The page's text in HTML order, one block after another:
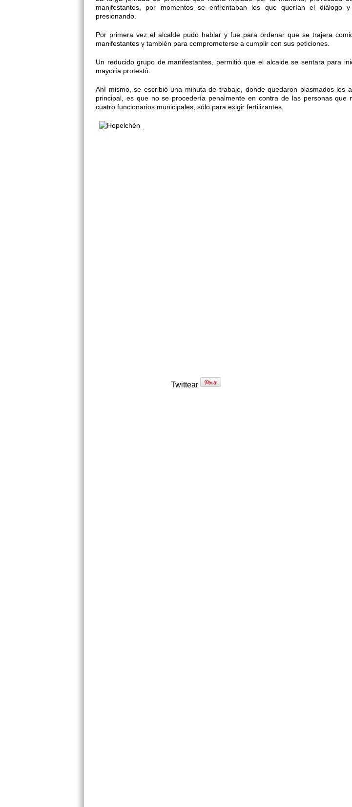
manifestantes, por momentos se enfrentaban los que querían el diálogo
presionando.
Por primera vez el alcalde pudo hablar y fue para ordenar que se trajera
manifestantes y también para comprometerse a cumplir con sus peticiones.
Un reducido grupo de manifestantes, permitió que el alcalde se sentara para
mayoría protestó.
Ahí mismo, se escribió una minuta de trabajo, donde quedaron plasmados los
principal, es que no se procedería penalmente en contra de las personas que
cuatro funcionarios municipales, sólo para exigir fertilizantes.
Twittear